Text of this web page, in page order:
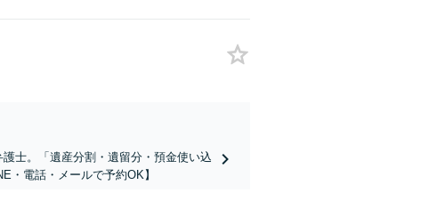
士。「遺産分割・遺留分・預金使い込
・電話・メールで予約OK】